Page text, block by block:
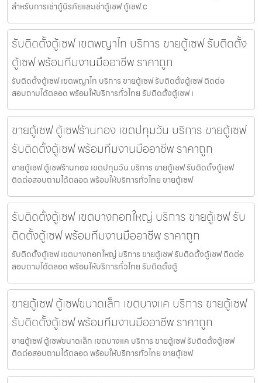
สำหรับการเช่าตู้นิรภัยและเช่าตู้เซฟ ตู้เซฟ.c
รับติดตั้งตู้เซฟ เขตพญาไท บริการ ขายตู้เซฟ รับติดตั้ง
ตู้เซฟ พร้อมทีมงานมืออาชีพ ราคาถูก
รับติดตั้งตู้เซฟ เขตพญาไท บริการ ขายตู้เซฟ รับติดตั้งตู้เซฟ ติดต่อ
สอบถามได้ตลอด พร้อมให้บริการทั่วไทย รับติดตั้งตู้เซฟ เ
ขายตู้เซฟ ตู้เซฟร้านทอง เขตปทุมวัน บริการ ขายตู้เซฟ
รับติดตั้งตู้เซฟ พร้อมทีมงานมืออาชีพ ราคาถูก
ขายตู้เซฟ ตู้เซฟร้านทอง เขตปทุมวัน บริการ ขายตู้เซฟ รับติดตั้งตู้เซฟ
ติดต่อสอบถามได้ตลอด พร้อมให้บริการทั่วไทย ขายตู้เซฟ
รับติดตั้งตู้เซฟ เขตบางกอกใหญ่ บริการ ขายตู้เซฟ รับ
ติดตั้งตู้เซฟ พร้อมทีมงานมืออาชีพ ราคาถูก
รับติดตั้งตู้เซฟ เขตบางกอกใหญ่ บริการ ขายตู้เซฟ รับติดตั้งตู้เซฟ ติดต่อ
สอบถามได้ตลอด พร้อมให้บริการทั่วไทย รับติดตั้งตู้
ขายตู้เซฟ ตู้เซฟขนาดเล็ก เขตบางแค บริการ ขายตู้เซฟ
รับติดตั้งตู้เซฟ พร้อมทีมงานมืออาชีพ ราคาถูก
ขายตู้เซฟ ตู้เซฟขนาดเล็ก เขตบางแค บริการ ขายตู้เซฟ รับติดตั้งตู้เซฟ
ติดต่อสอบถามได้ตลอด พร้อมให้บริการทั่วไทย ขายตู้เซฟ